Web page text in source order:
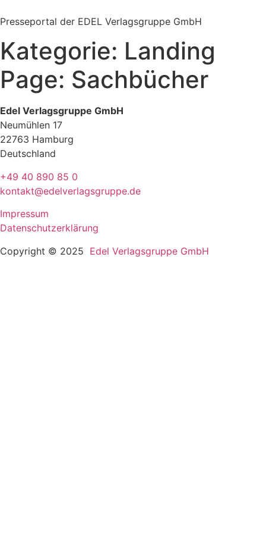
Inhalt
Presseportal der EDEL Verlagsgruppe GmbH
Kategorie: Landing
Page: Sachbücher
Edel Verlagsgruppe GmbH
Neumühlen 17
22763 Hamburg
Deutschland
+49 40 890 85 0
kontakt@edelverlagsgruppe.de
Impressum
Datenschutzerklärung
Copyright © 2025 Edel Verlagsgruppe GmbH